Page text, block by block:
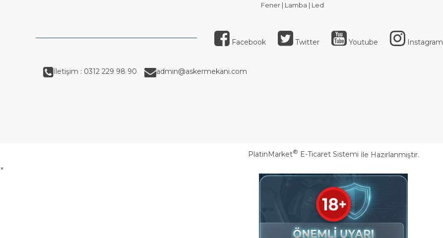
Fener | Lamba | Led
Facebook Twitter Youtube Instagram
İletişim : 0312 229 98 90 admin@askermekani.com
PlatinMarket® E-Ticaret Sistemi İle Hazırlanmıştır.
×